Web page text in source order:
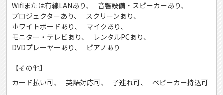
Wifiまたは有線LANあり
音響設備・スピーカーあり
プロジェクターあり
スクリーンあり
ホワイトボードあり
マイクあり
モニター・テレビあり
レンタルPCあり
DVDプレーヤーあり
ピアノあり
【その他】
カード払い可
英語対応可 子連れ可 ベビーカー持込可